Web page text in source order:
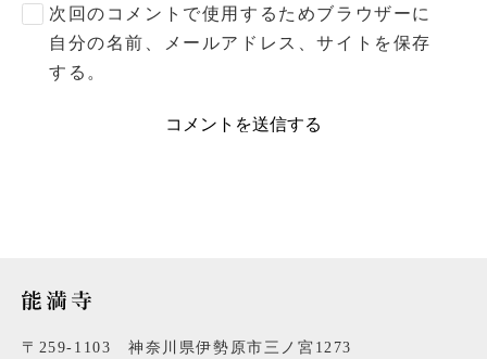
次回のコメントで使用するためブラウザーに
自分の名前、メールアドレス、サイトを保存
する。
〒259-1103 神奈川県伊勢原市三ノ宮1273